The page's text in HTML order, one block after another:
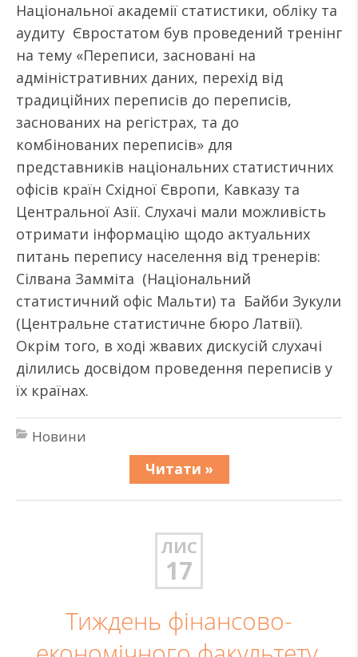
Національної академії статистики, обліку та
аудиту Євростатом був проведений тренінг
на тему «Переписи, засновані на
адміністративних даних, перехід від
традиційних переписів до переписів,
заснованих на регістрах, та до
комбінованих переписів» для
представників національних статистичних
офісів країн Східної Європи, Кавказу та
Центральної Азії. Слухачі мали можливість
отримати інформацію щодо актуальних
питань перепису населення від тренерів:
Сілвана Замміта (Національний
статистичний офіс Мальти) та Байби Зукули
(Центральне статистичне бюро Латвії).
Окрім того, в ході жвавих дискусій слухачі
ділились досвідом проведення переписів у
їх країнах.
Новини
Читати »
ЛИС
17
Тиждень фінансово-